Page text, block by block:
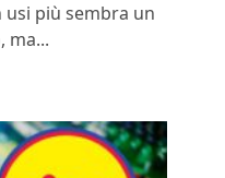
più sembra un
ma...